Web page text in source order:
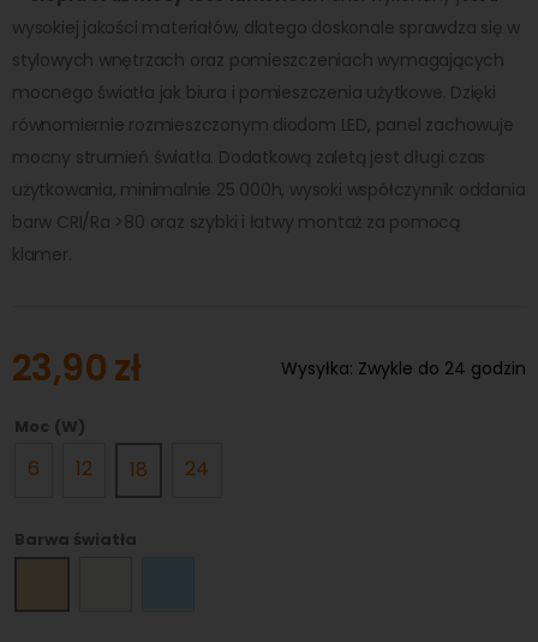
wysokiej jakości materiałów, dlatego doskonale sprawdza się w
stylowych wnętrzach oraz pomieszczeniach wymagających
mocnego światła jak biura i pomieszczenia użytkowe. Dzięki
równomiernie rozmieszczonym diodom LED, panel zachowuje
mocny strumień światła. Dodatkową zaletą jest długi czas
użytkowania, minimalnie 25 000h, wysoki współczynnik oddania
barw CRI/Ra >80 oraz szybki i łatwy montaż za pomocą
klamer.
23,90 zł Wysyłka: Zwykle do 24 godzin
Moc (W)
6 12 18 24
Barwa światła